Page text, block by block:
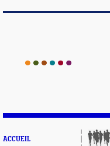
ACCUEIL